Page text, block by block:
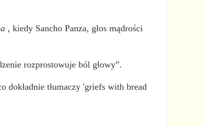
, kiedy Sancho Panza, głos mądrości
rozprostowuje ból głowy”.
dokładnie tłumaczy 'griefs with bread